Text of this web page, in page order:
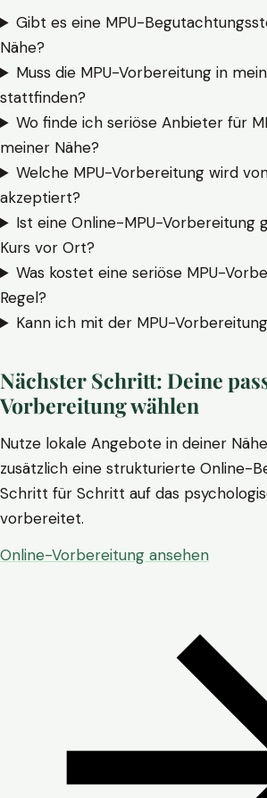
Gibt es eine MPU-
Nähe?
Muss die MPU-Vorbereitung in
stattfinden?
Wo finde ich seriöse Anbieter für
meiner Nähe?
Welche MPU-Vorbereitung wird
akzeptiert?
Ist eine Online-MPU-Vorbereitung
Kurs vor Ort?
Was kostet eine seriöse MPU-
Regel?
Kann ich mit der MPU-
Nächster Schritt: Deine
Vorbereitung wählen
Nutze lokale Angebote in deiner
zusätzlich eine strukturierte Online-
Schritt für Schritt auf das
vorbereitet.
Online-Vorbereitung ansehen